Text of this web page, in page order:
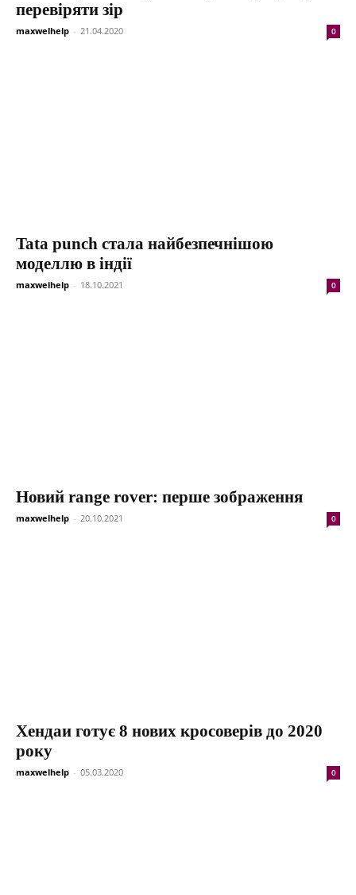
перевіряти зір
maxwelhelp - 21.04.2020 0
Tata punch стала найбезпечнішою
моделлю в індії
maxwelhelp - 18.10.2021 0
Новий range rover: перше зображення
maxwelhelp - 20.10.2021 0
Хендаи готує 8 нових кросоверів до 2020
року
maxwelhelp - 05.03.2020 0